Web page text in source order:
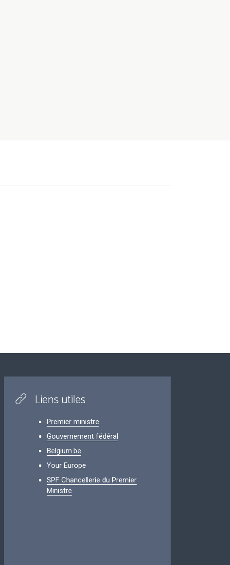
Liens utiles
Premier ministre
Gouvernement fédéral
Belgium.be
Your Europe
SPF Chancellerie du Premier
Ministre